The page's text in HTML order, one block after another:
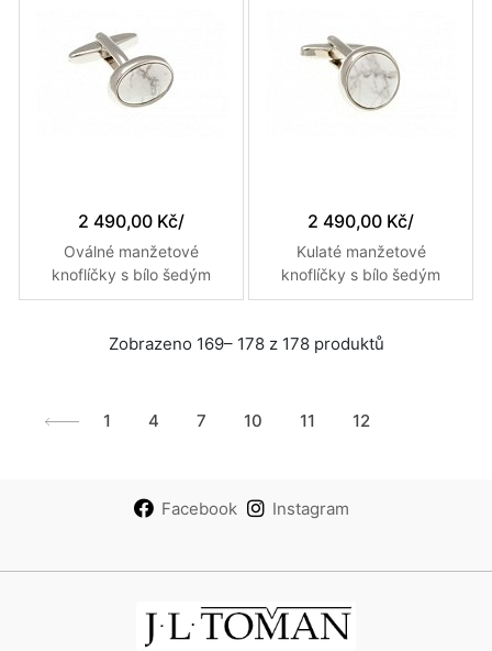
2 490,00 Kč/
Oválné manžetové
knoflíčky s bílo šedým
kabochonem z howlitu
2 490,00 Kč/
Kulaté manžetové
knoflíčky s bílo šedým
kabochonem z howlitu
Zobrazeno 169– 178 z 178 produktů
1 4 7 10 11 12
Facebook Instagram